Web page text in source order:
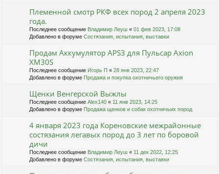
Племенной смотр РКФ всех пород 2 апреля 2023
года.
Последнее сообщение Владимир Леуш « 01 фев 2023, 17:08
Добавлено в форуме Состязания, испытания, выставки
Продам Аккумулятор APS3 для Пульсар Axion
XM30S
Последнее сообщение Игорь П « 28 янв 2023, 22:47
Добавлено в форуме Продажа и покупка охотничьего оружия
Щенки Венгерской Выжлы
Последнее сообщение Alex140 « 11 янв 2023, 14:25
Добавлено в форуме Продажа щенков и собак охотничьих пород
4 января 2023 года Кореновские межрайонные
состязания легавых пород до 3 лет по боровой
дичи
Последнее сообщение Владимир Леуш « 11 дек 2022, 12:25
Добавлено в форуме Состязания, испытания, выставки